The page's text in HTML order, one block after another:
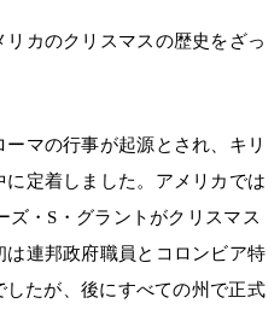
カのクリスマスの歴史をざっ
マの行事が起源とされ、キリ
定着しました。アメリカでは
ズ・S・グラントがクリスマス
連邦政府職員とコロンビア特
たが、後にすべての州で正式